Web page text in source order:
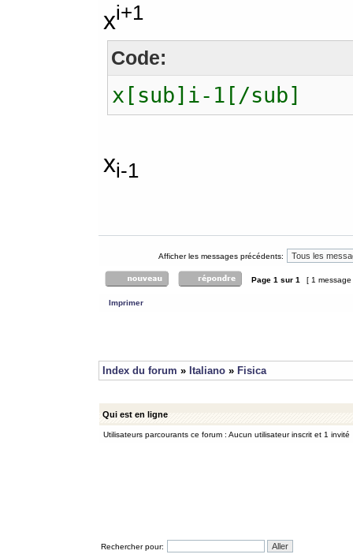
xi+1
Code:
x[sub]i-1[/sub]
xi-1
Afficher les messages précédents:
Page 1 sur 1 [ 1
Imprimer
Index du forum » Italiano » Fisica
Qui est en ligne
Utilisateurs parcourants ce forum : Aucun utilisateur inscrit et 1 invité
Rechercher pour: